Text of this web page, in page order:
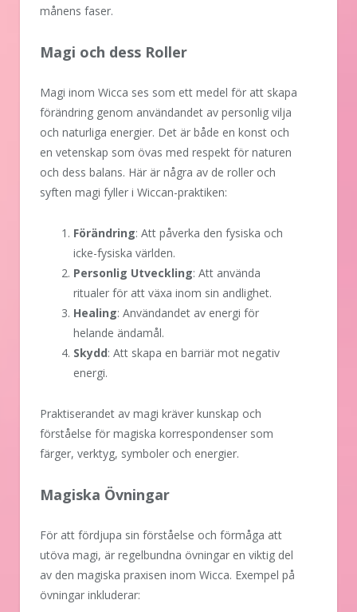
månens faser.
Magi och dess Roller
Magi inom Wicca ses som ett medel för att skapa
förändring genom användandet av personlig vilja
och naturliga energier. Det är både en konst och
en vetenskap som övas med respekt för naturen
och dess balans. Här är några av de roller och
syften magi fyller i Wiccan-praktiken:
Förändring: Att påverka den fysiska och
icke-fysiska världen.
Personlig Utveckling: Att använda
ritualer för att växa inom sin andlighet.
Healing: Användandet av energi för
helande ändamål.
Skydd: Att skapa en barriär mot negativ
energi.
Praktiserandet av magi kräver kunskap och
förståelse för magiska korrespondenser som
färger, verktyg, symboler och energier.
Magiska Övningar
För att fördjupa sin förståelse och förmåga att
utöva magi, är regelbundna övningar en viktig del
av den magiska praxisen inom Wicca. Exempel på
övningar inkluderar: